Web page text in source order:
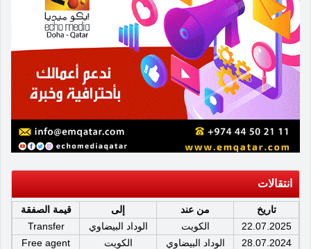
انتقالات
تاريخ من عند إلى
قيمة الصفقة
22.07.2025
الكويت الوداد البيضاوي
Transfer
28.07.2024
الوداد البيضاوي الكويت Free agent